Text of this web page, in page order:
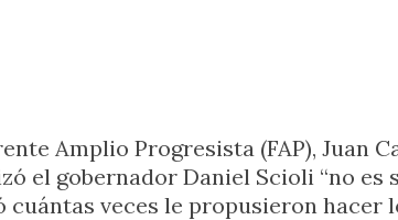
Amplio Progresista (FAP), Juan
el gobernador Daniel Scioli “no
cuántas veces le propusieron hacer